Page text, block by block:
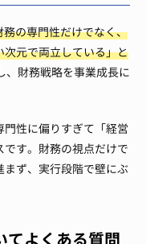
の専門性だけでなく、
元で両立している」と
、財務戦略を事業成長に
性に偏りすぎて「経営
す。財務の視点だけで
ず、実行段階で壁にぶ